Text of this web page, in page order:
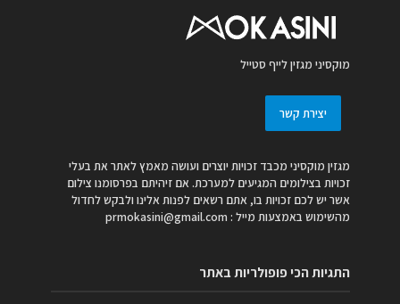
מוקסיני מגזין לייף סטייל
יצירת קשר
מגזין מוקסיני מכבד זכויות יוצרים ועושה מאמץ לאתר את בעלי
זכויות בצילומים המגיעים למערכת. אם זיהיתם בפרסומנו צילום
אשר יש לכם זכויות בו, אתם רשאים לפנות אלינו ולבקש לחדול
מהשימוש באמצעות מייל : prmokasini@gmail.com
התגיות הכי פופולריות באתר